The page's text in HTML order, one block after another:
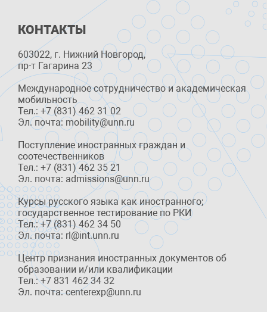
КОНТАКТЫ
603022, г. Нижний Новгород,
пр-т Гагарина 23
Международное сотрудничество и академическая
мобильность
Тел.: +7 (831) 462 31 02
Эл. почта: mobility@unn.ru
Поступление иностранных граждан и
соотечественников
Тел.: +7 (831) 462 35 21
Эл. почта: admissions@unn.ru
Курсы русского языка как иностранного;
государственное тестирование по РКИ
Тел.: +7 (831) 462 34 50
Эл. почта: rl@int.unn.ru
Центр признания иностранных документов об
образовании и/или квалификации
Тел.: +7 831 462 34 32
Эл. почта: centerexp@unn.ru